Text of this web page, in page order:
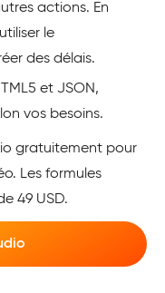
actions. En
le
des délais.
et JSON,
vos besoins.
gratuitement pour
Les formules
49 USD.